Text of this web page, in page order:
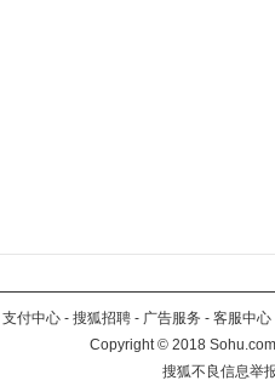
支付中心 - 搜狐招聘 - 广告服务 - 客服中心
Copyright©2018
搜狐不良信息举